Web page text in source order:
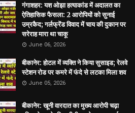
गंगाशहर: यश ओझा हत्याकांड में अदालत का
ऐतिहासिक फैसला: 2 आरोपियों को सुनाई
उम्रकैद; गर्लफ्रेंड विवाद में चाय की दुकान पर
सरेराह मारा था चाकू
June 06, 2026
बीकानेर: होटल में व्यक्ति ने किया सुसाइड; रेलवे
स्टेशन रोड पर कमरे में फंदे से लटका मिला शव
June 05, 2026
बीकानेर: खूनी वारदात का मुख्य आरोपी चढ़ा